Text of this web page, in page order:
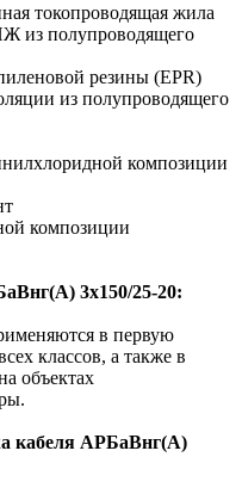
токопроводящая жила
из полупроводящего
резины (EPR)
из полупроводящего
композиции
композиции
3х150/25-20:
в первую
классов, а также в
объектах
кабеля АРБаВнг(A)